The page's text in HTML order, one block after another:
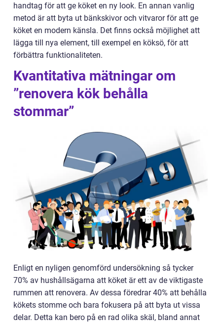
handtag för att ge köket en ny look. En annan vanlig
metod är att byta ut bänkskivor och vitvaror för att ge
köket en modern känsla. Det finns också möjlighet att
lägga till nya element, till exempel en köksö, för att
förbättra funktionaliteten.
Kvantitativa mätningar om
”renovera kök behålla
stommar”
Enligt en nyligen genomförd undersökning så tycker
70% av hushållsägarna att köket är ett av de viktigaste
rummen att renovera. Av dessa föredrar 40% att behålla
kökets stomme och bara fokusera på att byta ut vissa
delar. Detta kan bero på en rad olika skäl, bland annat